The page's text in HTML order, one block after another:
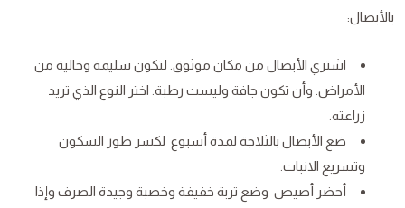
بالأبصال:
اشتري الأبصال من مكان موثوق. لتكون سليمة وخالية من
الأمراض. وأن تكون جافة وليست رطبة. اختر النوع الذي تريد
زراعته.
ضع الأبصال بالثلاجة لمدة أسبوع لكسر طور السكون
وتسريع الانبات.
أحضر أصيص وضع تربة خفيفة وخصبة وجيدة الصرف وإذا